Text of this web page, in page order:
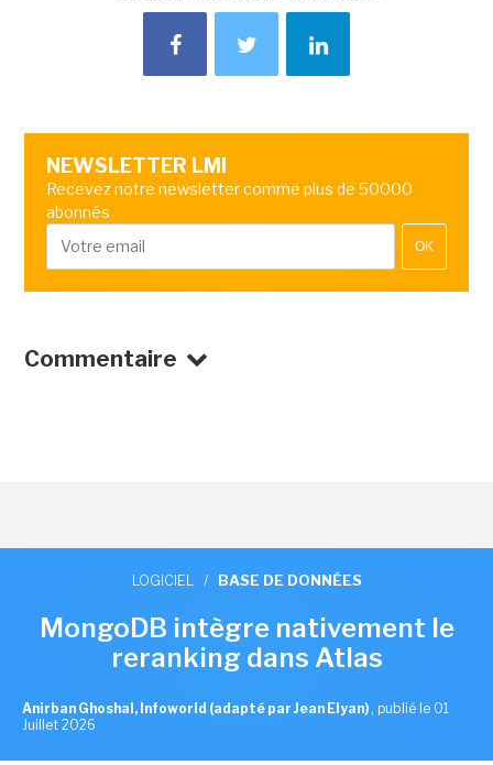
NEWSLETTER LMI
Recevez notre newsletter comme plus de 50000
abonnés
OK
Commentaire
LOGICIEL / BASE DE DONNÉES
MongoDB intègre nativement le
reranking dans Atlas
Anirban Ghoshal, Infoworld (adapté par Jean Elyan) , publié le 01
Juillet 2026